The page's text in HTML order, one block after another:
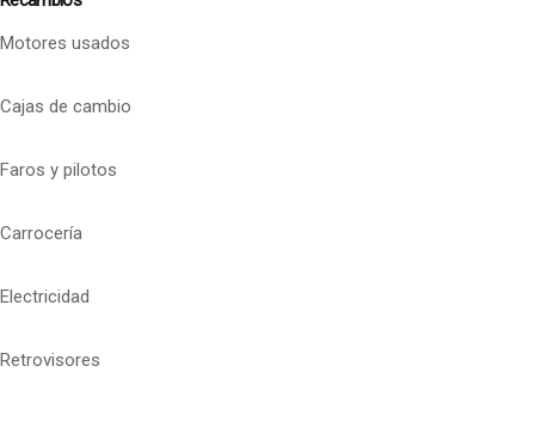
Motores usados
Cajas de cambio
Faros y pilotos
Carrocería
Electricidad
Retrovisores